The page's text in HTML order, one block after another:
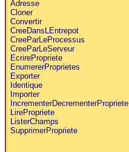
Adresse
Cloner
Convertir
CreeDansLEntrepot
CreeParLeProcessus
CreeParLeServeur
EcrirePropriete
EnumererProprietes
Exporter
Identique
Importer
IncrementerDecrementerPropriete
LirePropriete
ListerChamps
SupprimerPropriete